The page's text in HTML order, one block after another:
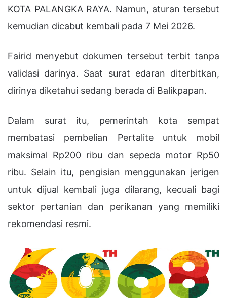
KOTA PALANGKA RAYA. Namun, aturan tersebut
kemudian dicabut kembali pada 7 Mei 2026.
Fairid menyebut dokumen tersebut terbit tanpa
validasi darinya. Saat surat edaran diterbitkan,
dirinya diketahui sedang berada di Balikpapan.
Dalam surat itu, pemerintah kota sempat
membatasi pembelian Pertalite untuk mobil
maksimal Rp200 ribu dan sepeda motor Rp50
ribu. Selain itu, pengisian menggunakan jerigen
untuk dijual kembali juga dilarang, kecuali bagi
sektor pertanian dan perikanan yang memiliki
rekomendasi resmi.